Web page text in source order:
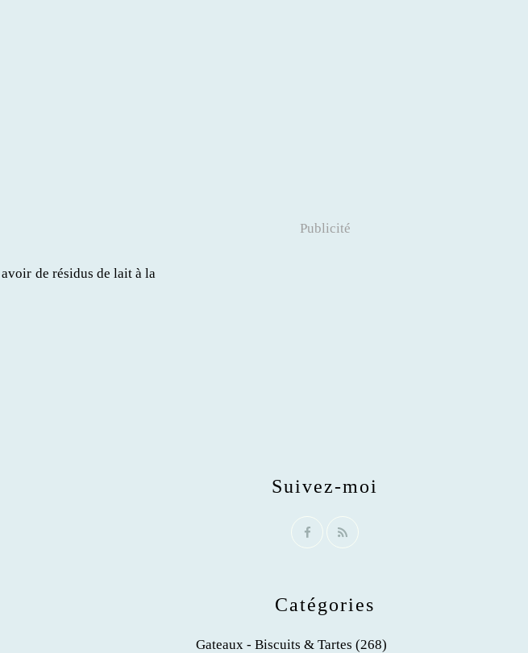
de résidus de lait à la
Catégories
Gateaux - Biscuits & Tartes (268)
Suivez-moi
Publicité